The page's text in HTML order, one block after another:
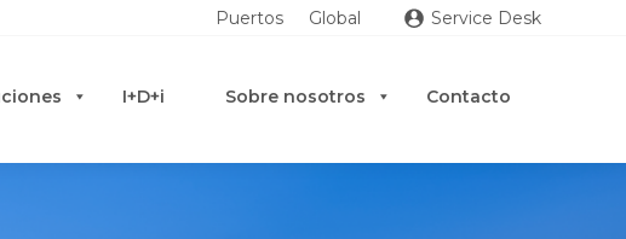
Puertos Global Service Desk
I+D+i Sobre nosotros Contacto